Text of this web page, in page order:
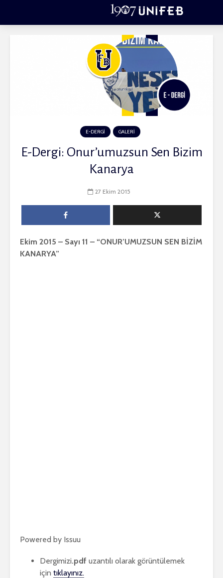
E-DERGİ GALERİ
E-Dergi: Onur’umuzsun Sen Bizim
Kanarya
27 Ekim 2015
Ekim 2015 – Sayı 11 – “ONUR’UMUZSUN SEN BİZİM
KANARYA”
Powered by Issuu
Dergimizi.pdf uzantılı olarak görüntülemek
için tıklayınız.